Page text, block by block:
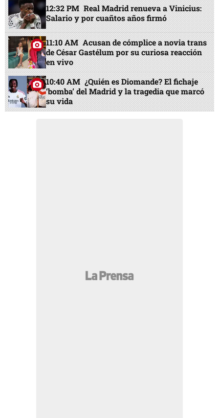
12:32 PM Real Madrid renueva a Vinicius:
Salario y por cuañtos años firmó
11:10 AM Acusan de cómplice a novia trans
de César Gastélum por su curiosa reacción
en vivo
10:40 AM ¿Quién es Diomande? El fichaje
‘bomba’ del Madrid y la tragedia que marcó
su vida